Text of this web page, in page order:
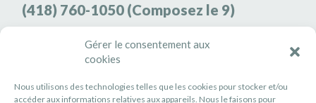
Gérer le consentement aux
cookies
Nous utilisons des technologies telles que les cookies pour stocker et/ou
accéder aux informations relatives aux appareils. Nous le faisons pour
(418) 760-1050 (Composez le 9)
Agence de sécurité S3K9
(418) 808-9566
#PETITERIVIÈRE